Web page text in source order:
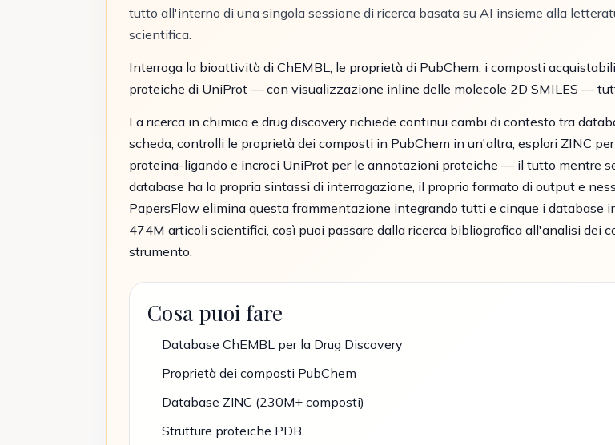
tutto all'interno di una singola sessione di ricerca basata su AI insieme alla
scientifica.
Interroga la bioattività di ChEMBL, le proprietà di PubChem, i composti
proteiche di UniProt — con visualizzazione inline delle molecole 2D SMILES —
La ricerca in chimica e drug discovery richiede continui cambi di contesto tra
scheda, controlli le proprietà dei composti in PubChem in un'altra, esplori ZINC
proteina-ligando e incroci UniProt per le annotazioni proteiche — il tutto mentre
database ha la propria sintassi di interrogazione, il proprio formato di output e
PapersFlow elimina questa frammentazione integrando tutti e cinque i database
474M articoli scientifici, così puoi passare dalla ricerca bibliografica all'analisi dei
strumento.
Cosa puoi fare
Database ChEMBL per la Drug Discovery
Proprietà dei composti PubChem
Database ZINC (230M+ composti)
Strutture proteiche PDB